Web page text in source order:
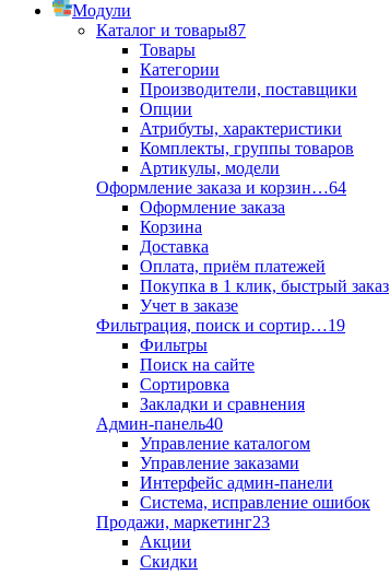
Модули
Каталог и товары87
Товары
Категории
Производители, поставщики
Опции
Атрибуты, характеристики
Комплекты, группы товаров
Артикулы, модели
Оформление заказа и корзин…64
Оформление заказа
Корзина
Доставка
Оплата, приём платежей
Покупка в 1 клик, быстрый заказ
Учет в заказе
Фильтрация, поиск и сортир…19
Фильтры
Поиск на сайте
Сортировка
Закладки и сравнения
Админ-панель40
Управление каталогом
Управление заказами
Интерфейс админ-панели
Система, исправление ошибок
Продажи, маркетинг23
Акции
Скидки